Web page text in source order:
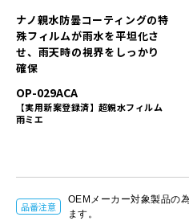
ナノ親水防曇コーティングの特
殊フィルムが雨水を平坦化さ
せ、雨天時の視界をしっかり
確保
OP-029ACA
【実用新案登録済】超親水フィルム
雨ミエ
品番注意
OEMメーカー対象製品の
ます。